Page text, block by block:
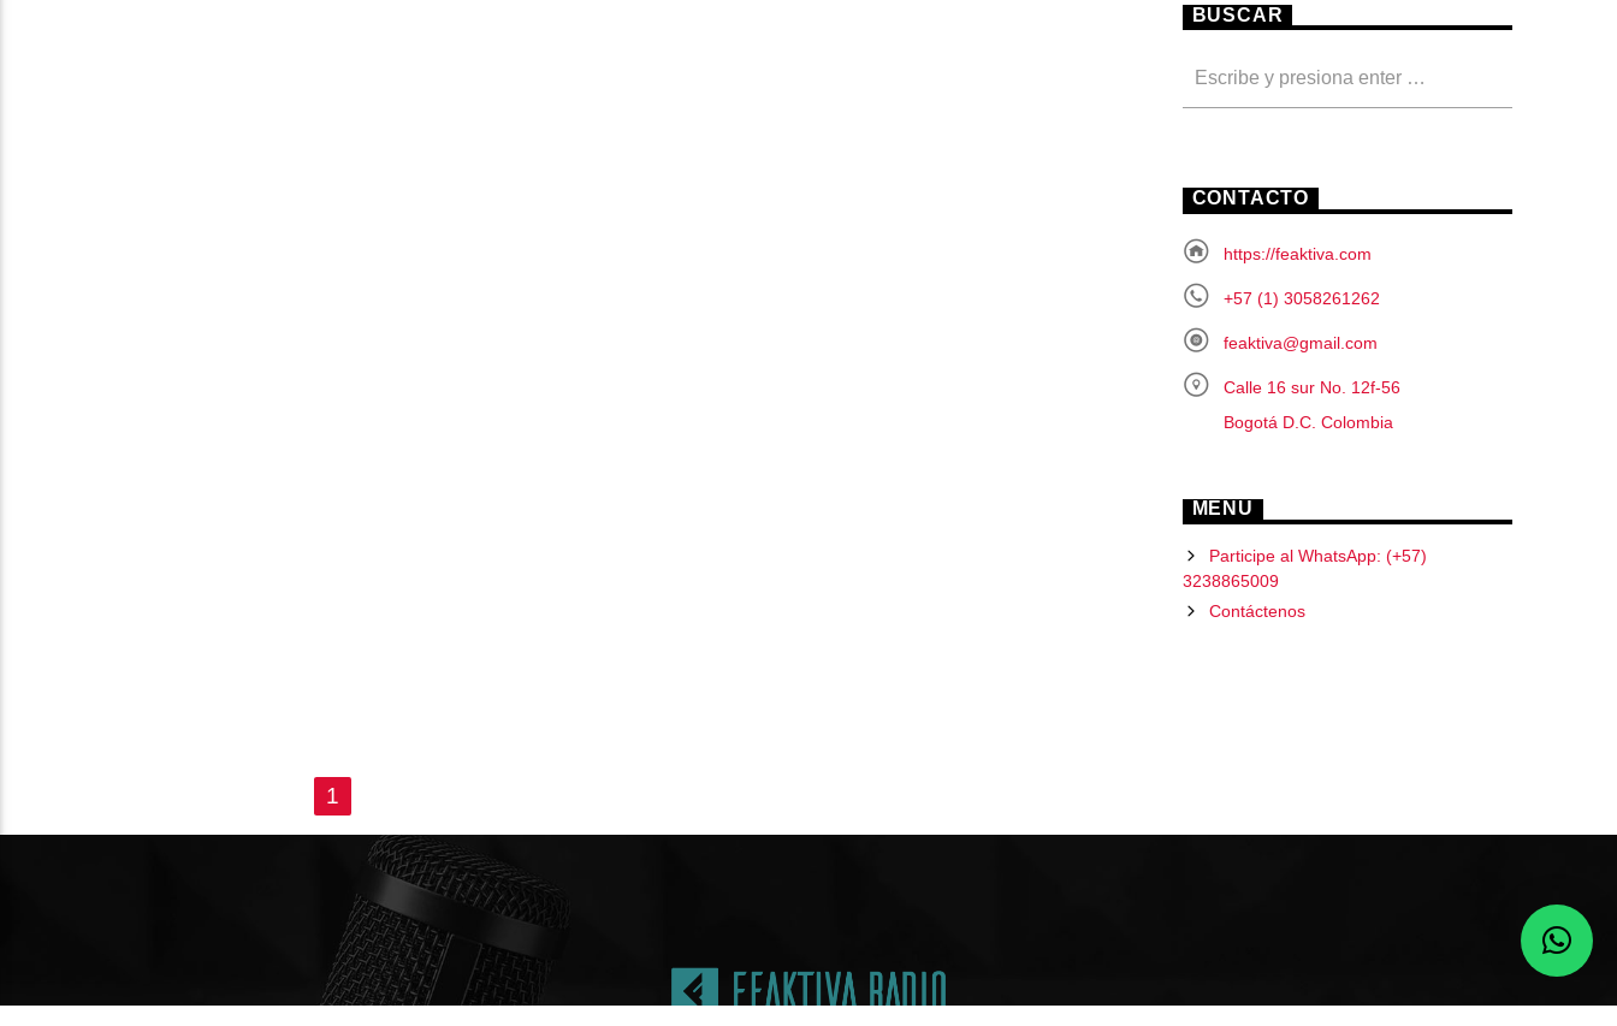
BUSCAR
CONTACTO
https://feaktiva.com
+57 (1) 3058261262
feaktiva@gmail.com
Calle 16 sur No. 12f-56
Bogotá D.C. Colombia
MENU
Participe al WhatsApp: (+57)
3238865009
Contáctenos
1